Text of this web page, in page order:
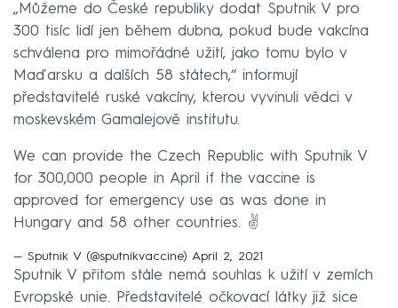
„Můžeme do České republiky dodat Sputnik V pro
300 tisíc lidí jen během dubna, pokud bude vakcína
schválena pro mimořádné užití, jako tomu bylo v
Maďarsku a dalších 58 státech,“ informují
představitelé ruské vakcíny, kterou vyvinuli vědci v
moskevském Gamalejově institutu.
We can provide the Czech Republic with Sputnik V
for 300,000 people in April if the vaccine is
approved for emergency use as was done in
Hungary and 58 other countries. ✌️
— Sputnik V (@sputnikvaccine) April 2, 2021
Sputnik V přitom stále nemá souhlas k užití v zemích
Evropské unie. Představitelé očkovací látky již sice